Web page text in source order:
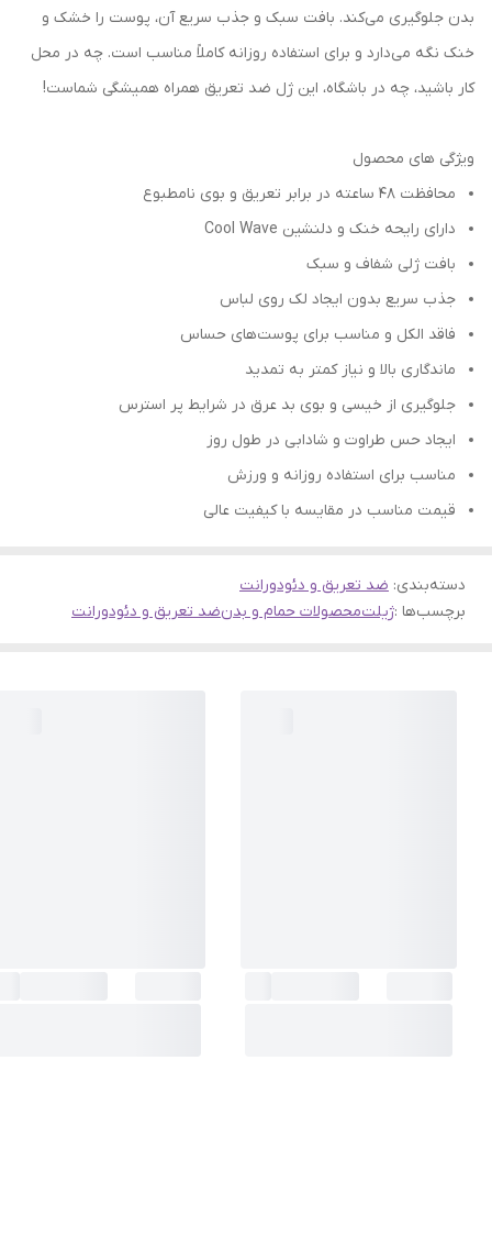
بدن جلوگیری می‌کند. بافت سبک و جذب سریع آن، پوست را خشک و
خنک نگه می‌دارد و برای استفاده روزانه کاملاً مناسب است. چه در محل
کار باشید، چه در باشگاه، این ژل ضد تعریق همراه همیشگی شماست!
ویژگی های محصول
محافظت ۴۸ ساعته در برابر تعریق و بوی نامطبوع
دارای رایحه خنک و دلنشین Cool Wave
بافت ژلی شفاف و سبک
جذب سریع بدون ایجاد لک روی لباس
فاقد الکل و مناسب برای پوست‌های حساس
ماندگاری بالا و نیاز کمتر به تمدید
جلوگیری از خیسی و بوی بد عرق در شرایط پر استرس
ایجاد حس طراوت و شادابی در طول روز
مناسب برای استفاده روزانه و ورزش
قیمت مناسب در مقایسه با کیفیت عالی
دسته‌بندی: ضد تعریق و دئودورانت
برچسب‌ها :ژیلتمحصولات حمام و بدنضد تعریق و دئودورانت